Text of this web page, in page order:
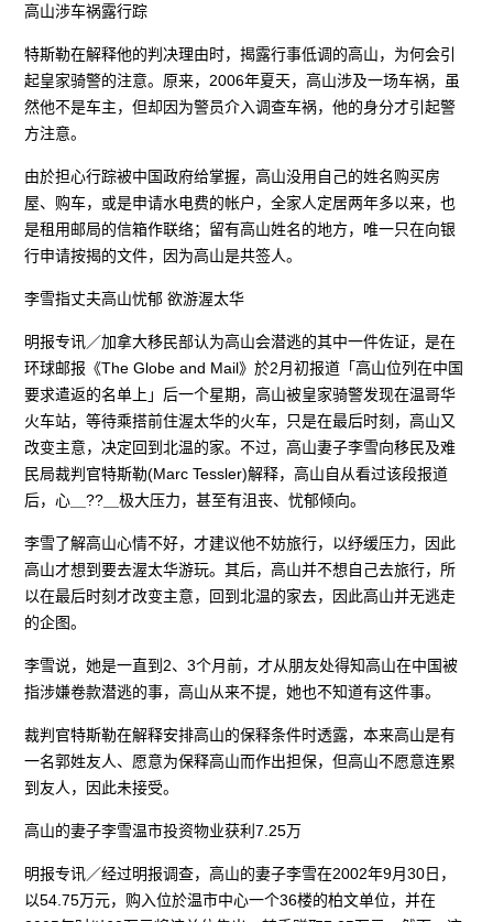
高山涉车祸露行踪
特斯勒在解释他的判决理由时，揭露行事低调的高山，为何会引
起皇家骑警的注意。原来，2006年夏天，高山涉及一场车祸，虽
然他不是车主，但却因为警员介入调查车祸，他的身分才引起警
方注意。
由於担心行踪被中国政府给掌握，高山没用自己的姓名购买房
屋、购车，或是申请水电费的帐户，全家人定居两年多以来，也
是租用邮局的信箱作联络；留有高山姓名的地方，唯一只在向银
行申请按揭的文件，因为高山是共签人。
李雪指丈夫高山忧郁 欲游渥太华
明报专讯／加拿大移民部认为高山会潜逃的其中一件佐证，是在
环球邮报《The Globe and Mail》於2月初报道「高山位列在中国
要求遣返的名单上」后一个星期，高山被皇家骑警发现在温哥华
火车站，等待乘搭前住渥太华的火车，只是在最后时刻，高山又
改变主意，决定回到北温的家。不过，高山妻子李雪向移民及难
民局裁判官特斯勒(Marc Tessler)解释，高山自从看过该段报道
后，心＿??＿极大压力，甚至有沮丧、忧郁倾向。
李雪了解高山心情不好，才建议他不妨旅行，以纾缓压力，因此
高山才想到要去渥太华游玩。其后，高山并不想自己去旅行，所
以在最后时刻才改变主意，回到北温的家去，因此高山并无逃走
的企图。
李雪说，她是一直到2、3个月前，才从朋友处得知高山在中国被
指涉嫌卷款潜逃的事，高山从来不提，她也不知道有这件事。
裁判官特斯勒在解释安排高山的保释条件时透露，本来高山是有
一名郭姓友人、愿意为保释高山而作出担保，但高山不愿意连累
到友人，因此未接受。
高山的妻子李雪温市投资物业获利7.25万
明报专讯／经过明报调查，高山的妻子李雪在2002年9月30日，
以54.75万元，购入位於温市中心一个36楼的柏文单位，并在